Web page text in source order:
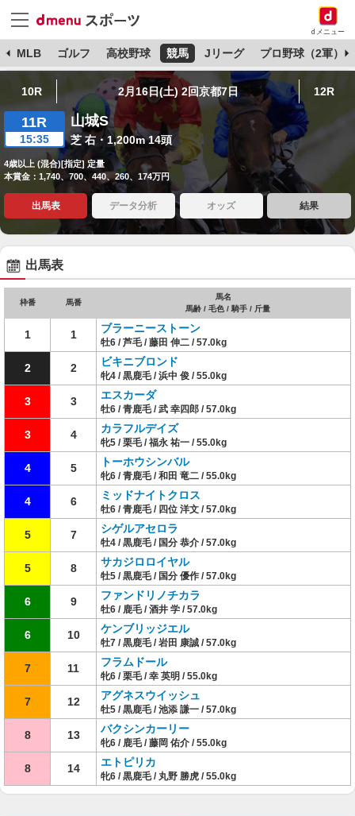
dメニュー
MLB ゴルフ 高校野球 競馬 Jリーグ プロ野球（2軍）
10R 2月16日(土) 2回京都7日 12R
11R
15:35
山城S
芝 右・1,200m 14頭
4歳以上 (混合)[指定] 定量
本賞金：1,740、700、440、260、174万円
出馬表 データ分析 オッズ 結果
出馬表
枠番 馬番
馬名
馬齢 / 毛色 / 騎手 / 斤量
1 1 ブラーニーストーン
牡6 / 芦毛 / 藤田 伸二 / 57.0kg
2 2 ビキニブロンド
牝4 / 黒鹿毛 / 浜中 俊 / 55.0kg
3 3 エスカーダ
牡6 / 青鹿毛 / 武 幸四郎 / 57.0kg
3 4 カラフルデイズ
牝5 / 栗毛 / 福永 祐一 / 55.0kg
4 5 トーホウシンバル
牝6 / 青鹿毛 / 和田 竜二 / 55.0kg
4 6 ミッドナイトクロス
牡6 / 青鹿毛 / 四位 洋文 / 57.0kg
5 7 シゲルアセロラ
牡4 / 黒鹿毛 / 国分 恭介 / 57.0kg
5 8 サカジロロイヤル
牡5 / 黒鹿毛 / 国分 優作 / 57.0kg
6 9 ファンドリノチカラ
牡6 / 鹿毛 / 酒井 学 / 57.0kg
6 10 ケンブリッジエル
牡7 / 黒鹿毛 / 岩田 康誠 / 57.0kg
7 11 フラムドール
牝6 / 栗毛 / 幸 英明 / 55.0kg
7 12 アグネスウイッシュ
牡5 / 黒鹿毛 / 池添 謙一 / 57.0kg
8 13 バクシンカーリー
牝6 / 鹿毛 / 藤岡 佑介 / 55.0kg
8 14 エトピリカ
牝6 / 黒鹿毛 / 丸野 勝虎 / 55.0kg